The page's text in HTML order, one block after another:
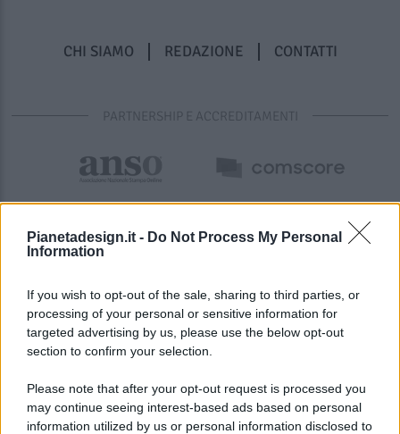
Pianetadesign.it - Do Not Process My Personal
Information
If you wish to opt-out of the sale, sharing to third parties, or
processing of your personal or sensitive information for
targeted advertising by us, please use the below opt-out
section to confirm your selection.
Please note that after your opt-out request is processed you
may continue seeing interest-based ads based on personal
information utilized by us or personal information disclosed to
CHI SIAMO REDAZIONE CONTATTI
PARTNERSHIP E ACCREDITAMENTI
© 2026 - Pianeta Design - P.IVA 04827280654 - Testata
Registrata Al Tribunale Di Nocera Inferiore N. 8/2020 - RG N.
ISCRIZIONE AL ROC N. 35792 – ISCRITTA ALL’ANSO
(ASSOCIAZIONE NAZIONALE STAMPA ONLINE)